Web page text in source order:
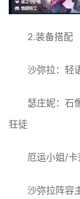
2.装备搭配
沙弥拉：轻
瑟庄妮：石
狂徒
厄运小姐/
沙弥拉阵容